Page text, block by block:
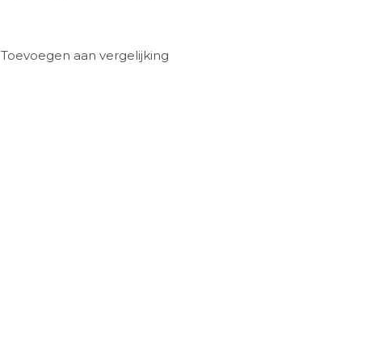
Toevoegen aan vergelijking